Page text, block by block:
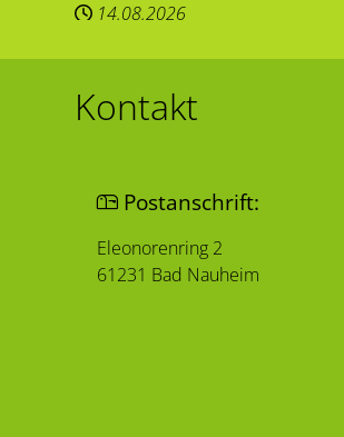
14.08.2026
Kontakt
Postanschrift:
Eleonorenring 2
61231 Bad Nauheim